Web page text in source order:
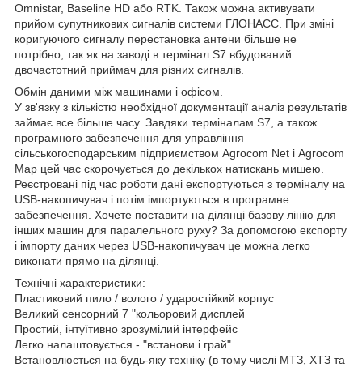
Omnistar, Baseline HD або RTK. Також можна активувати
прийом супутникових сигналів системи ГЛОНАСС. При зміні
коригуючого сигналу перестановка антени більше не
потрібно, так як на заводі в термінал S7 вбудований
двочастотний приймач для різних сигналів.
Обмін даними між машинами і офісом.
У зв'язку з кількістю необхідної документації аналіз результатів
займає все більше часу. Завдяки терміналам S7, а також
програмного забезпечення для управління
сільськогосподарським підприємством Agrocom Net і Agrocom
Map цей час скорочується до декількох натискань мишею.
Реєстровані під час роботи дані експортуються з терміналу на
USB-накопичувач і потім імпортуються в програмне
забезпечення. Хочете поставити на ділянці базову лінію для
інших машин для паралельного руху? За допомогою експорту
і імпорту даних через USB-накопичувач це можна легко
виконати прямо на ділянці.
Технічні характеристики:
Пластиковий пило / волого / ударостійкий корпус
Великий сенсорний 7 "кольоровий дисплей
Простий, інтуїтивно зрозумілий інтерфейс
Легко налаштовується - "встанови і грай"
Встановлюється на будь-яку техніку (в тому числі МТЗ, ХТЗ та